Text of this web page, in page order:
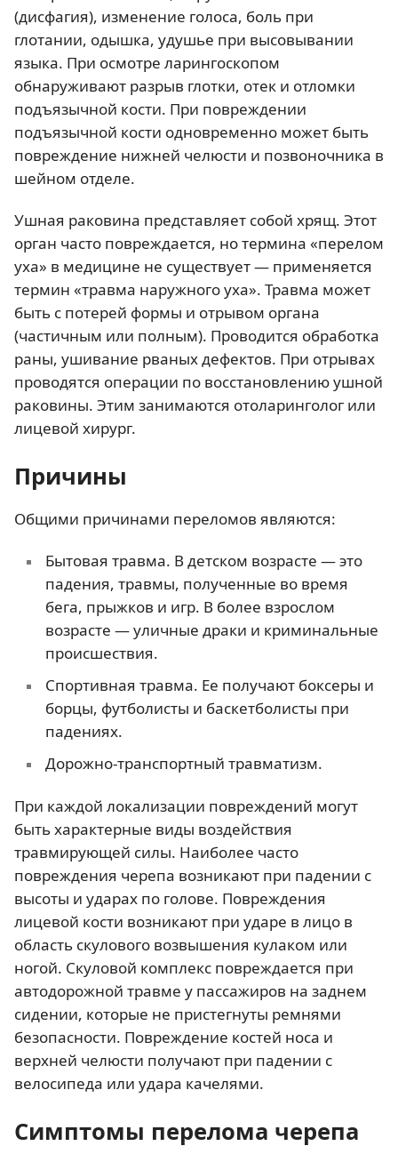
(дисфагия), изменение голоса, боль при
глотании, одышка, удушье при высовывании
языка. При осмотре ларингоскопом
обнаруживают разрыв глотки, отек и отломки
подъязычной кости. При повреждении
подъязычной кости одновременно может быть
повреждение нижней челюсти и позвоночника в
шейном отделе.
Ушная раковина представляет собой хрящ. Этот
орган часто повреждается, но термина «перелом
уха» в медицине не существует — применяется
термин «травма наружного уха». Травма может
быть с потерей формы и отрывом органа
(частичным или полным). Проводится обработка
раны, ушивание рваных дефектов. При отрывах
проводятся операции по восстановлению ушной
раковины. Этим занимаются отоларинголог или
лицевой хирург.
Причины
Общими причинами переломов являются:
Бытовая травма. В детском возрасте — это
падения, травмы, полученные во время
бега, прыжков и игр. В более взрослом
возрасте — уличные драки и криминальные
происшествия.
Спортивная травма. Ее получают боксеры и
борцы, футболисты и баскетболисты при
падениях.
Дорожно-транспортный травматизм.
При каждой локализации повреждений могут
быть характерные виды воздействия
травмирующей силы. Наиболее часто
повреждения черепа возникают при падении с
высоты и ударах по голове. Повреждения
лицевой кости возникают при ударе в лицо в
область скулового возвышения кулаком или
ногой. Скуловой комплекс повреждается при
автодорожной травме у пассажиров на заднем
сидении, которые не пристегнуты ремнями
безопасности. Повреждение костей носа и
верхней челюсти получают при падении с
велосипеда или удара качелями.
Симптомы перелома черепа